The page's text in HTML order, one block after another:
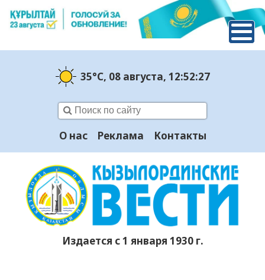
35°C, 08 августа, 12:52:28
О нас Реклама Контакты
Издается с 1 января 1930 г.